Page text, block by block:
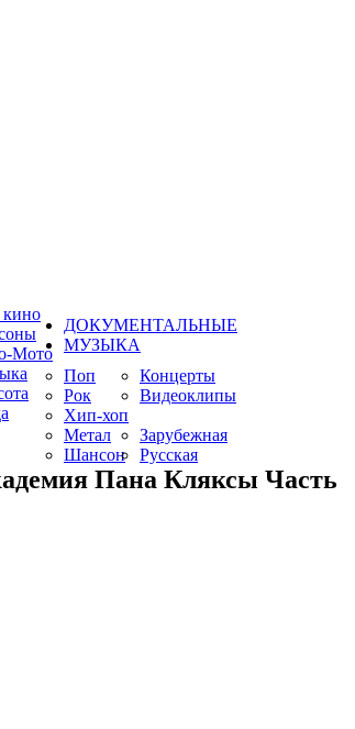
Мото
ДОКУМЕНТАЛЬНЫЕ
МУЗЫКА
Поп
Рок
Хип-хоп
Метал
Шансон
Концерты
Видеоклипы
Зарубежная
Русская
Пана Кляксы Часть